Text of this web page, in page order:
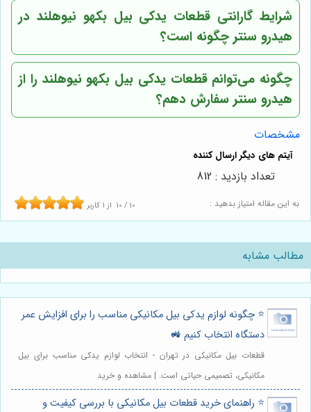
شرایط گارانتی قطعات یدکی بیل بکهو نیوهلند در
هیدرو سنتر چگونه است؟
چگونه می‌توانم قطعات یدکی بیل بکهو نیوهلند را از
هیدرو سنتر سفارش دهم؟
مشخصات
به این مقاله امتیاز بدهید : 10 / 10 از 1 کاربر
تعداد بازدید : 812
مطالب مشابه
⭐️ چگونه لوازم یدکی بیل مکانیکی مناسب را برای افزایش عمر
دستگاه انتخاب کنیم 🚜
قطعات بیل مکانیکی در تهران - انتخاب لوازم یدکی مناسب برای بیل
مکانیکی، تصمیمی حیاتی است. | مشاهده و خرید
⭐️ راهنمای خرید قطعات بیل مکانیکی با بررسی کیفیت و